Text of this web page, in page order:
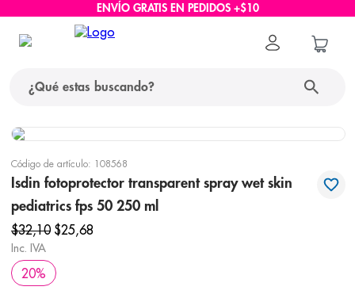
ENVÍO GRATIS EN PEDIDOS +$10
Código de artículo: 108568
Isdin fotoprotector transparent spray wet skin
pediatrics fps 50 250 ml
$32,10 $25,68
Inc. IVA
20%
términos más buscados
1 . protector solar
2. pañales
3. eucerin
4. cerave
5.